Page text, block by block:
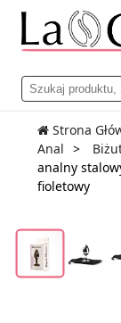
Strona
Anal
analny
fioletowy